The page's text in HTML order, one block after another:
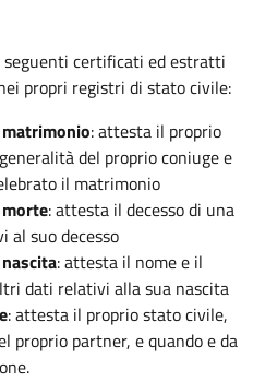
certificati ed estratti
propri registri di stato civile:
: attesta il proprio
del proprio coniuge e
il matrimonio
: attesta il decesso di una
al suo decesso
: attesta il nome e il
dati relativi alla sua nascita
: attesta il proprio stato civile,
proprio partner, e quando e da